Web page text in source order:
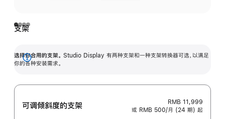
支架
选择你合用的支架。 Studio Display 有两种支架和一种支架转换器可选，以满足
你的各种安装需求。
展
可调倾斜度的支架
RMB 11,999
或 RMB 500/月 (24 期) 起